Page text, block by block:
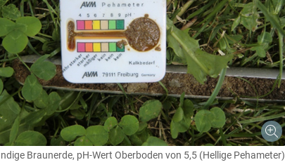
Skip to main content
Braunerde, pH-Wert Oberboden von 5,5 (Hellige Pehameter)